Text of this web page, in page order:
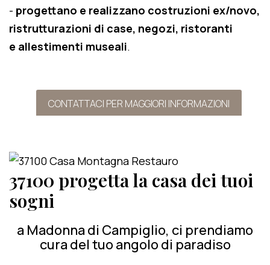
- progettano e realizzano costruzioni ex/novo,
ristrutturazioni di case, negozi, ristoranti
e allestimenti museali.
CONTATTACI PER MAGGIORI INFORMAZIONI
37100 progetta la casa dei tuoi
sogni
a Madonna di Campiglio, ci prendiamo
cura del tuo angolo di paradiso